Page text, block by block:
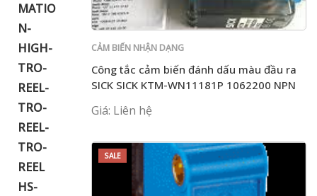
MATIO
N-
HIGH-
TRO-
REEL-
TRO-
REEL-
TRO-
REEL
HS-
CẢM BIẾN NHẬN DẠNG
Công tắc cảm biến đánh dấu màu đầu ra
SICK SICK KTM-WN11181P 1062200 NPN
Giá: Liên hệ
SALE